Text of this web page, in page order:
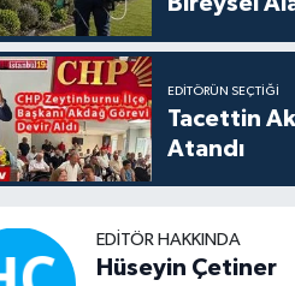
EDITÖRÜN SEÇTIĞI
Tacettin
Atandı
EDITÖR HAKKINDA
Hüseyin Çetiner